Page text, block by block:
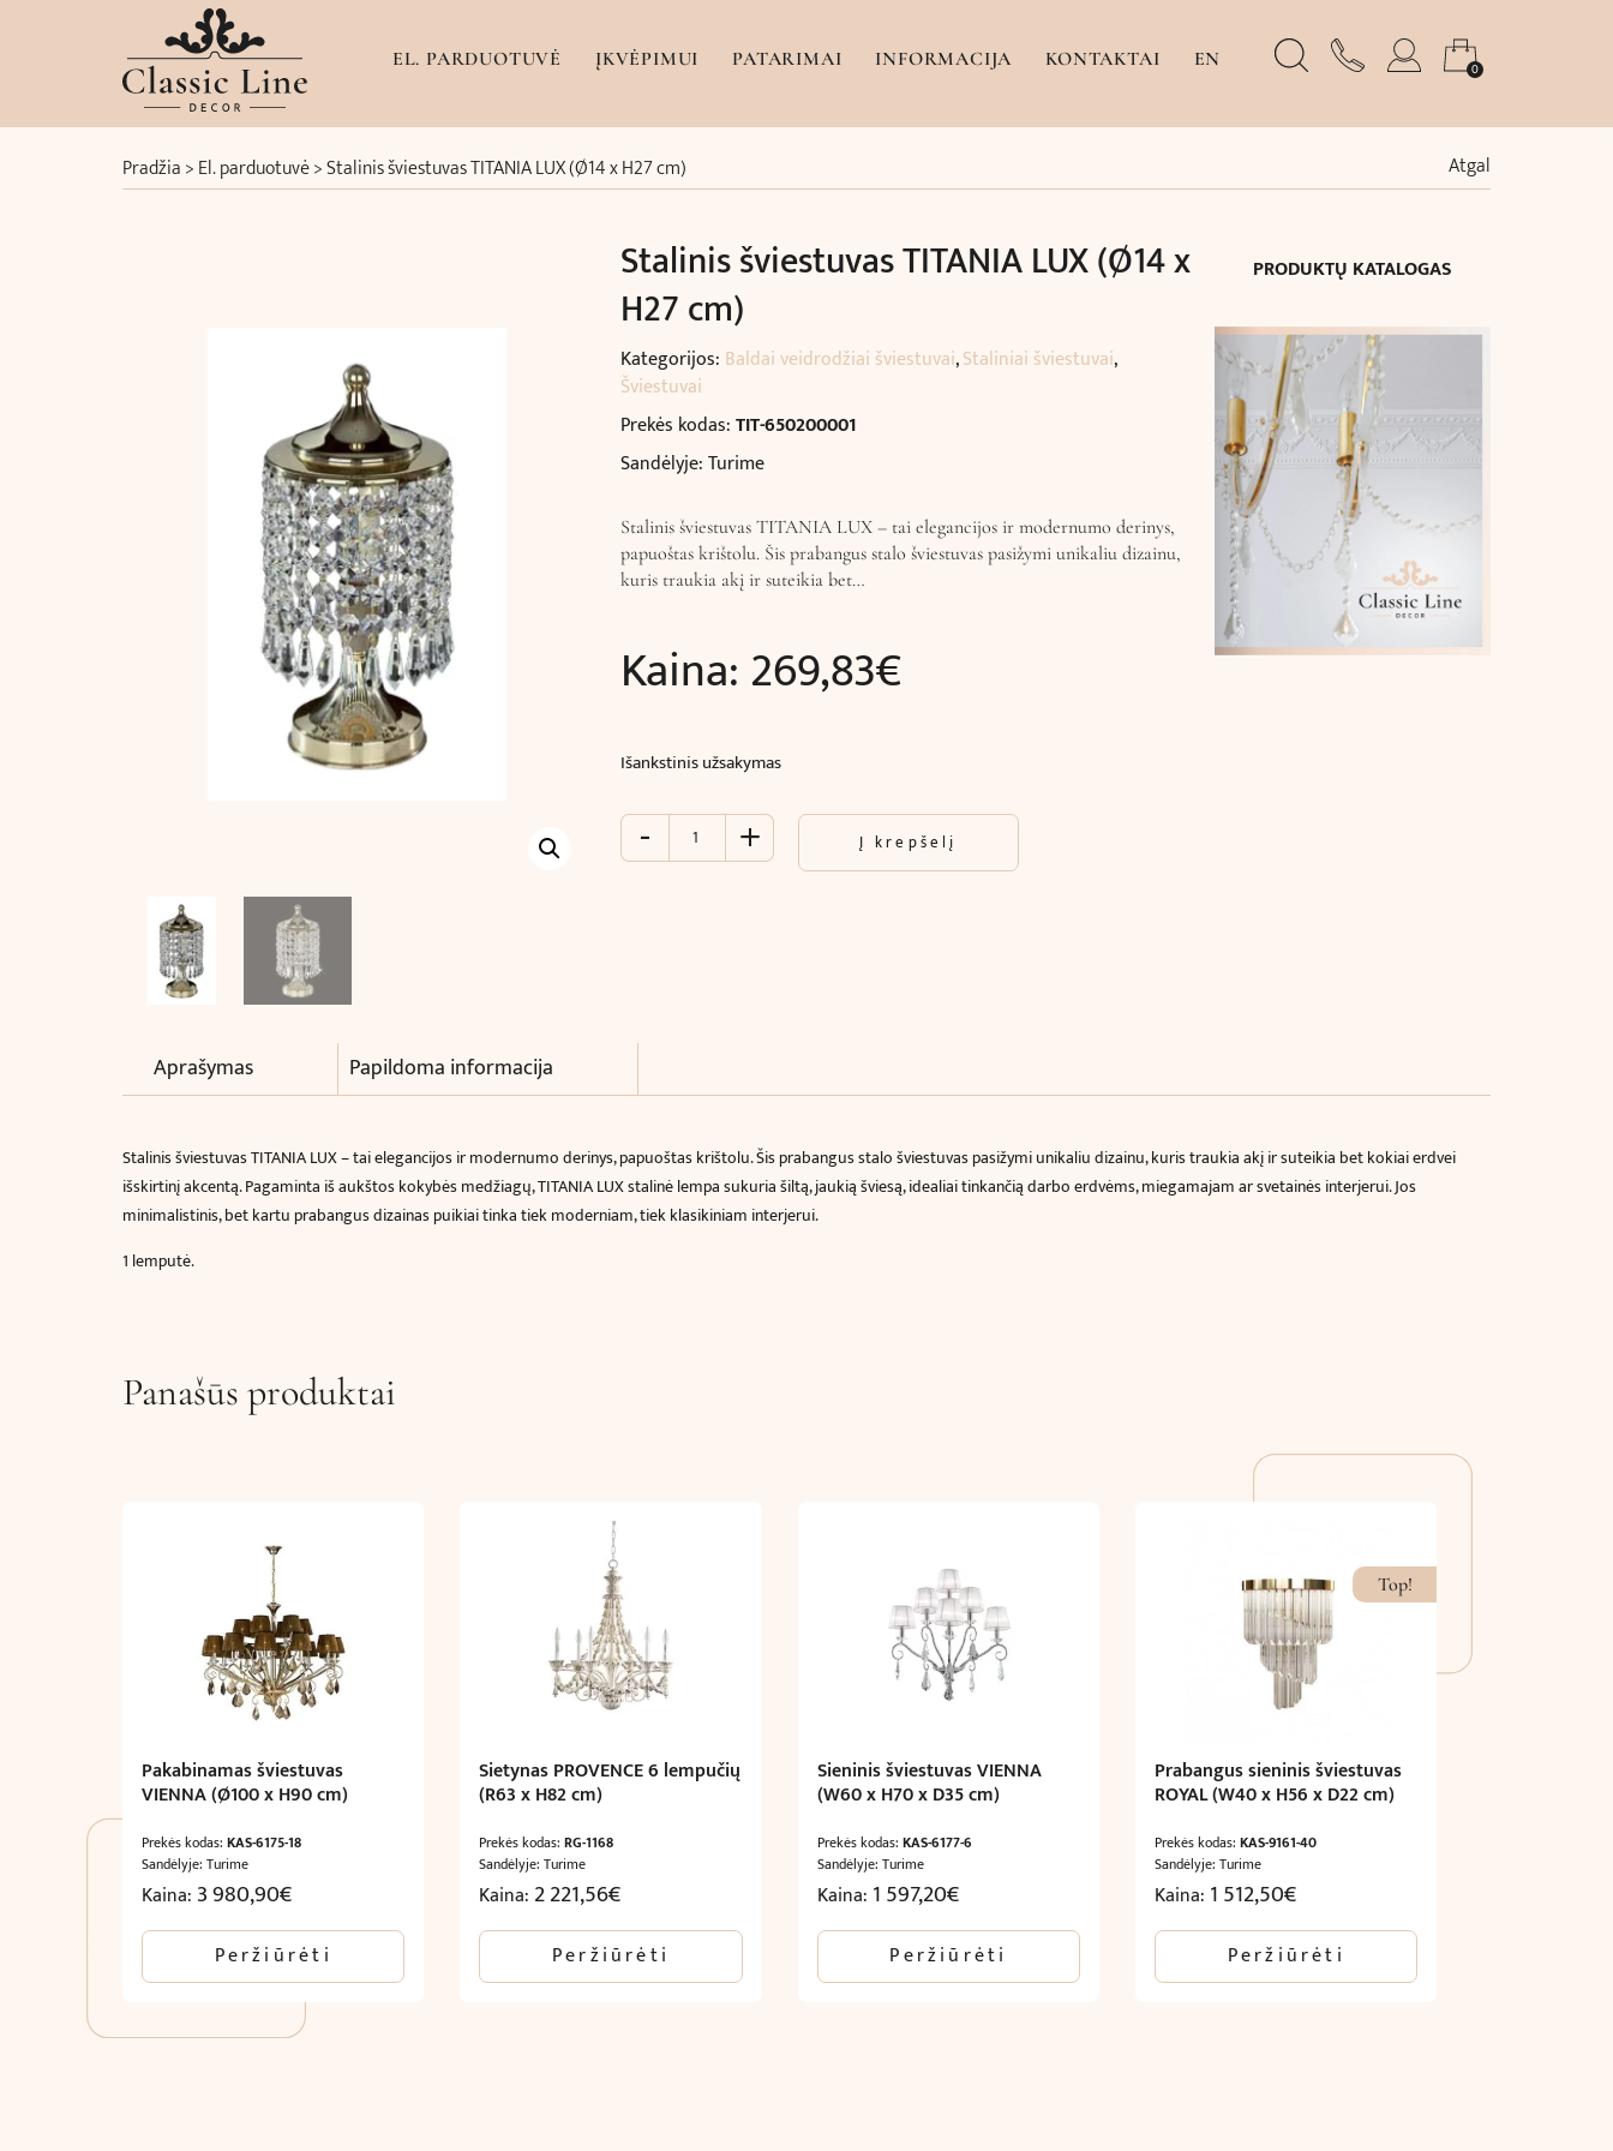
EL. PARDUOTUVĖ ĮKVĖPIMUI PATARIMAI INFORMACIJA KONTAKTAI EN 0
Pradžia>El. parduotuvė>Stalinis šviestuvas TITANIA LUX (Ø14 x H27 cm) Atgal
Stalinis šviestuvas TITANIA LUX (Ø14 x
H27 cm)
Kategorijos: Baldai veidrodžiai šviestuvai,Staliniai šviestuvai,
Šviestuvai
Prekės kodas:TIT-650200001
Sandėlyje: Turime
Stalinis šviestuvas TITANIA LUX – tai elegancijos ir modernumo derinys,
papuoštas krištolu. Šis prabangus stalo šviestuvas pasižymi unikaliu dizainu,
kuris traukia akį ir suteikia bet…
Kaina:269,83€
Išankstinis užsakymas
-
produkto + Į krepšelį
PRODUKTŲ KATALOGAS
Aprašymas Papildoma informacija
Stalinis šviestuvas TITANIA LUX – tai elegancijos ir modernumo derinys, papuoštas krištolu. Šis prabangus stalo šviestuvas pasižymi unikaliu dizainu, kuris traukia akį ir suteikia bet kokiai erdvei
išskirtinį akcentą. Pagaminta iš aukštos kokybės medžiagų, TITANIA LUX stalinė lempa sukuria šiltą, jaukią šviesą, idealiai tinkančią darbo erdvėms, miegamajam ar svetainės interjerui. Jos
minimalistinis, bet kartu prabangus dizainas puikiai tinka tiek moderniam, tiek klasikiniam interjerui.
1 lemputė.
Panašūs produktai
Pakabinamas šviestuvas
VIENNA (Ø100 x H90 cm)
Prekės kodas: KAS-6175-18
Sandėlyje: Turime
Kaina: 3 980,90€
Peržiūrėti
Sietynas PROVENCE 6 lempučių
(R63 x H82 cm)
Prekės kodas:RG-1168
Sandėlyje: Turime
Kaina: 2 221,56€
Peržiūrėti
Sieninis šviestuvas VIENNA
(W60 x H70 x D35 cm)
Prekės kodas: KAS-6177-6
Sandėlyje: Turime
Kaina: 1 597,20€
Peržiūrėti
Top!
Prabangus sieninis šviestuvas
ROYAL (W40 x H56 x D22 cm)
Prekės kodas:KAS-9161-40
Sandėlyje: Turime
Kaina: 1 512,50€
Peržiūrėti